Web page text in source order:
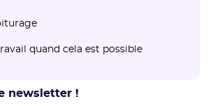
quand cela est possible
newsletter !